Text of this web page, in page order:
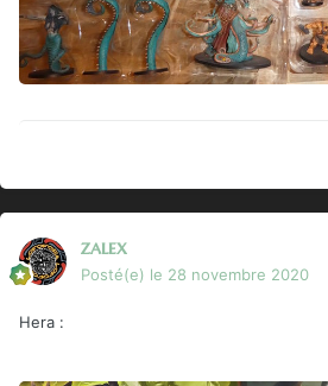
zalex
Posté(e) le 28 novembre 2020
Hera :